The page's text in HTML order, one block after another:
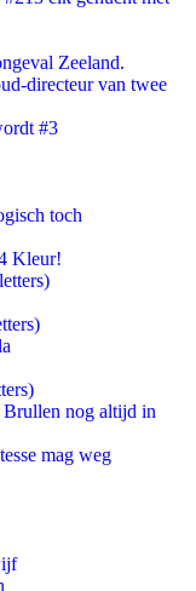
Zeeland.
directeur van twee
#3
toch
Kleur!
nog altijd in
mag weg